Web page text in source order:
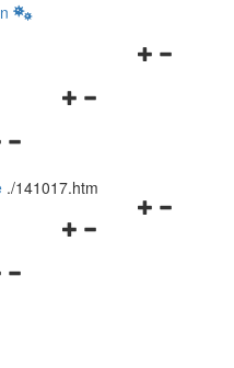
Navigationsmenü
./141017.htm
Navigationsmenü